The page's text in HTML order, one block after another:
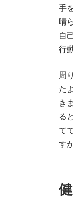
手
晴
自
行
周
た
き
る
て
す